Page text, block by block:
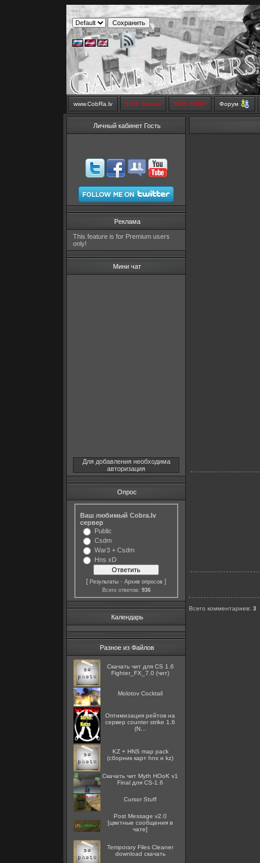
www.CobRa.lv LIVE Stream SMS SHOP Форум
Личный кабинет Гость
Реклама
This feature is for Premium users
only!
Мини чат
Для добавления необходима
авторизация
Опрос
Ваш любимый Cobra.lv
сервер
Public
Csdm
War3 + Csdm
Hns xD
[ Результаты · Архив опросов ]
Всего ответов: 936
Календарь
Разное из Файлов
Скачать чит для CS 1.6
Fighter_FX_7.0 (чит)
Molotov Cocktail
Оптимизация рейтов на
сервер counter strike 1.6
(N...
KZ + HNS map pack
(сборник карт hns и kz)
Скачать чит Myth HОоK v1
Final для CS-1.6
Cursor Stuff
Post Message v2.0
[цветные сообщения в
чате]
Temporary Files Cleaner
download скачать
Всего комментариев: 3